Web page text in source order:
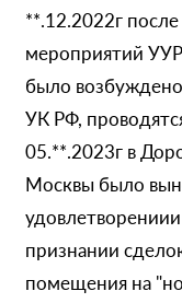
**.12.2022г
мероприятий
было
УК РФ,
05.**.2023г в
Москвы было
признании
помещения на